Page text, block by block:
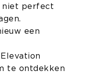
niet perfect
een
te ontdekken